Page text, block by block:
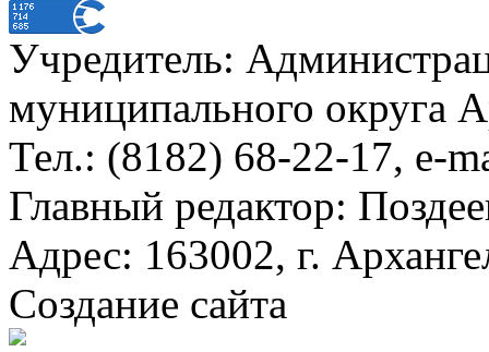
Учредитель:
муниципального округа
Тел.: (8182) 68-22-17, e-
Главный редактор:
Адрес: 163002, г.
Создание сайта